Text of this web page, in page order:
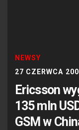
NEWSY
27 CZERWCA
Ericsson
135 mln
GSM w